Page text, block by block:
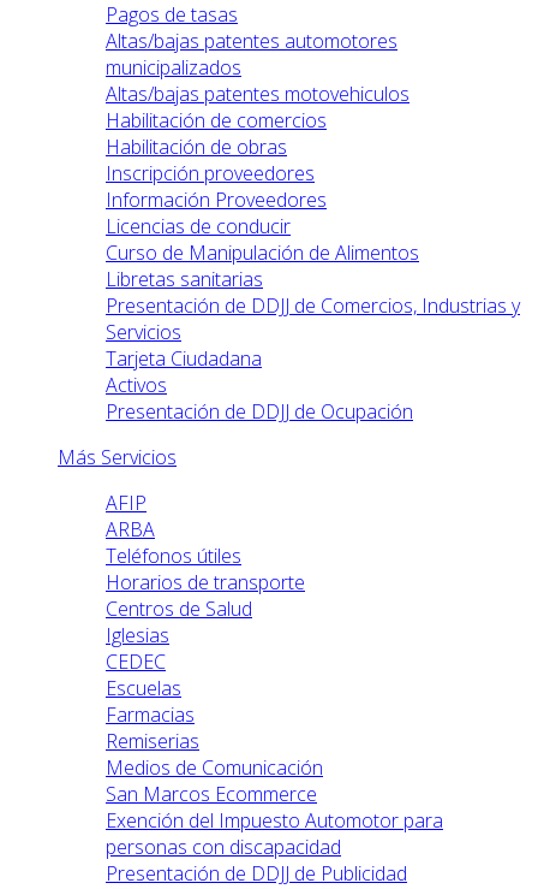
Pagos de tasas
Altas/bajas patentes automotores
municipalizados
Altas/bajas patentes motovehiculos
Habilitación de comercios
Habilitación de obras
Inscripción proveedores
Información Proveedores
Licencias de conducir
Curso de Manipulación de Alimentos
Libretas sanitarias
Presentación de DDJJ de Comercios, Industrias y
Servicios
Tarjeta Ciudadana
Activos
Presentación de DDJJ de Ocupación
Más Servicios
AFIP
ARBA
Teléfonos útiles
Horarios de transporte
Centros de Salud
Iglesias
CEDEC
Escuelas
Farmacias
Remiserias
Medios de Comunicación
San Marcos Ecommerce
Exención del Impuesto Automotor para
personas con discapacidad
Presentación de DDJJ de Publicidad